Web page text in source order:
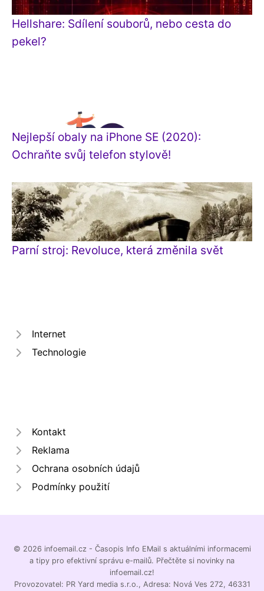
Hellshare: Sdílení souborů, nebo cesta do
pekel?
Nejlepší obaly na iPhone SE (2020):
Ochraňte svůj telefon stylově!
Parní stroj: Revoluce, která změnila svět
Internet
Technologie
Kontakt
Reklama
Ochrana osobních údajů
Podmínky použití
© 2026 infoemail.cz - Časopis Info EMail s aktuálními informacemi
a tipy pro efektivní správu e-mailů. Přečtěte si novinky na
infoemail.cz!
Provozovatel: PR Yard media s.r.o., Adresa: Nová Ves 272, 46331